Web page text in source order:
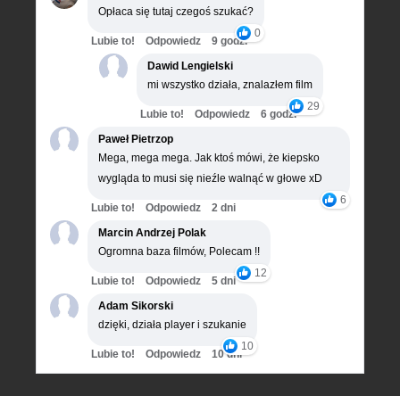
Opłaca się tutaj czegoś szukać?
0
Lubie to! Odpowiedz
9 godz.
Dawid Lengielski
mi wszystko działa, znalazłem film
29
Lubie to! Odpowiedz
6 godz.
Paweł Pietrzop
Mega, mega mega. Jak ktoś mówi, że kiepsko
wygląda to musi się nieźle walnąć w głowe xD
6
Lubie to! Odpowiedz
2 dni
Marcin Andrzej Polak
Ogromna baza filmów, Polecam !!
12
Lubie to! Odpowiedz
5 dni
Adam Sikorski
dzięki, działa player i szukanie
10
Lubie to! Odpowiedz 10 dni